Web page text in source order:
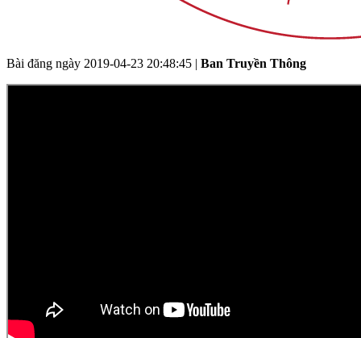
Bài đăng ngày 2019-04-23 20:48:45 | Ban Truyền Thông